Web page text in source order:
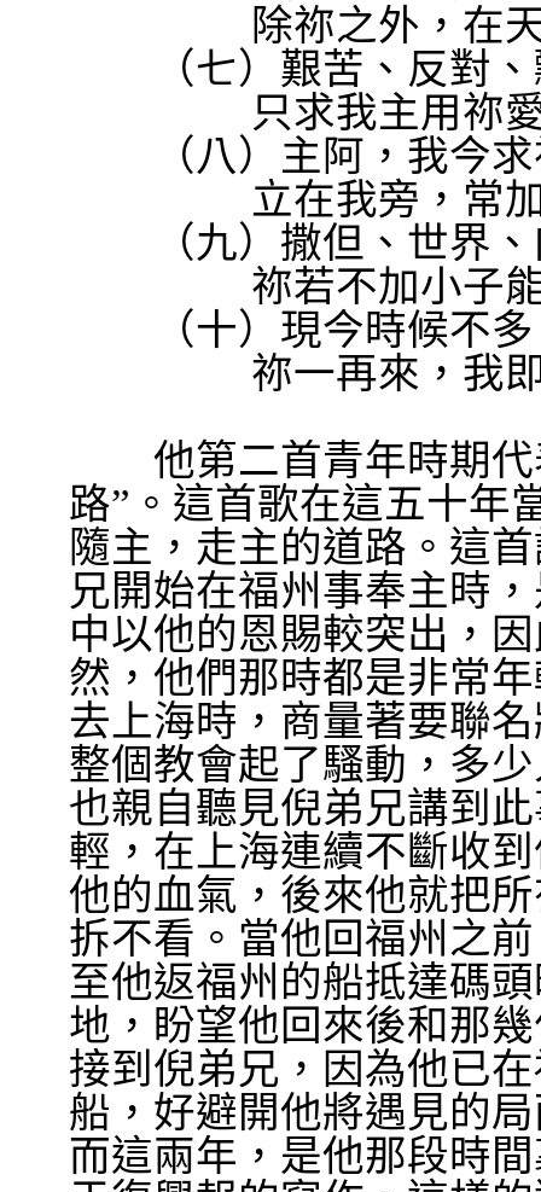
除祢之外，在
（七）艱苦、反對、
只求我主用祢
（八）主阿，我今求
立在我旁，常
（九）撒但、世界、
祢若不加小子
（十）現今時候不多
祢一再來，我
他第二首青年時期代
路” 。這首歌在這五十年
隨主，走主的道路。這
兄開始在福州事奉主時
中以他的恩賜較突出，
然，他們那時都是非常
去上海時，商量著要聯
整個教會起了騷動，多
也親自聽見倪弟兄講到
輕，在上海連續不斷收
他的血氣，後來他就把
拆不看。當他回福州之
至他返福州的船抵達碼
地，盼望他回來後和那
接到倪弟兄，因為他已
船，好避開他將遇見的
而這兩年，是他那段時